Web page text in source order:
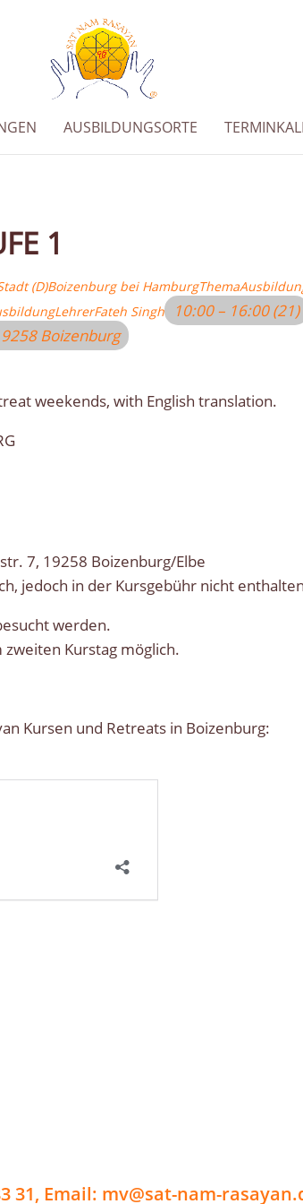
AUSBILDUNGSORTE
1
(D)Boizenburg bei HamburgThema
LehrerFateh Singh 10:00 – 16:00(21)
Boizenburg
weekends, with English translation.
7, 19258 Boizenburg/Elbe
jedoch in der Kursgebühr nicht
werden.
zweiten Kurstag möglich.
Kursen und Retreats in Boizenburg:
31, Email: mv@sat-nam-